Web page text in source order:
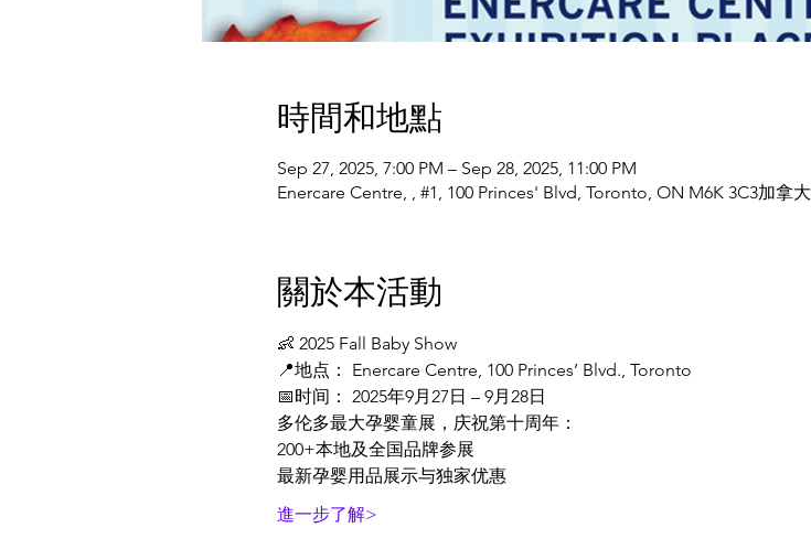
時間和地點
Sep 27, 2025, 7:00 PM – Sep 28, 2025, 11:00 PM
Enercare Centre, , #1, 100 Princes' Blvd, Toronto, ON M6K 3C3加拿大
關於本活動
👶 2025 Fall Baby Show
📍地点： Enercare Centre, 100 Princes’ Blvd., Toronto
📅时间： 2025年9月27日 – 9月28日
多伦多最大孕婴童展，庆祝第十周年：
200+本地及全国品牌参展
最新孕婴用品展示与独家优惠
進一步了解>